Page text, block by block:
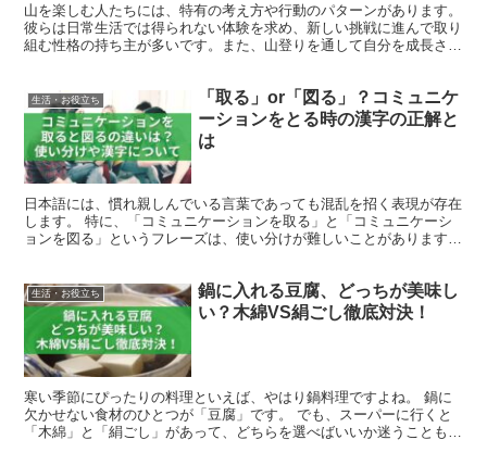
山を楽しむ人たちには、特有の考え方や行動のパターンがあります。
彼らは日常生活では得られない体験を求め、新しい挑戦に進んで取り
組む性格の持ち主が多いです。また、山登りを通して自分を成長させ
生活・お役立ち
「取る」or「図る」？コミュニケ
ーションをとる時の漢字の正解と
は
日本語には、慣れ親しんでいる言葉であっても混乱を招く表現が存在
します。 特に、「コミュニケーションを取る」と「コミュニケーシ
ョンを図る」というフレーズは、使い分けが難しいことがあります。
生活・お役立ち
鍋に入れる豆腐、どっちが美味し
い？木綿VS絹ごし徹底対決！
寒い季節にぴったりの料理といえば、やはり鍋料理ですよね。 鍋に
欠かせない食材のひとつが「豆腐」です。 でも、スーパーに行くと
「木綿」と「絹ごし」があって、どちらを選べばいいか迷うこともあ